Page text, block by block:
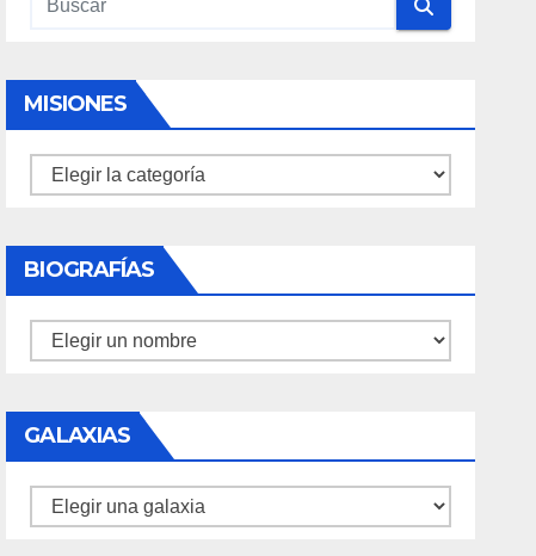
MISIONES
Misiones
BIOGRAFÍAS
Biografías
GALAXIAS
Galaxias